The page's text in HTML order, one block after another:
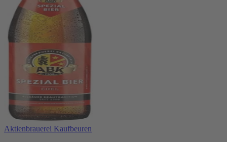
Aktienbrauerei Kaufbeuren